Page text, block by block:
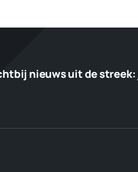
nieuws uit de streek: